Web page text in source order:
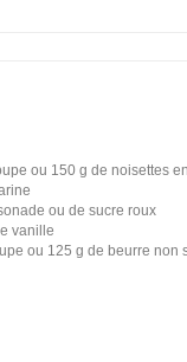
ou 150 g de noisettes
ou de sucre roux
vanille
ou 125 g de beurre non